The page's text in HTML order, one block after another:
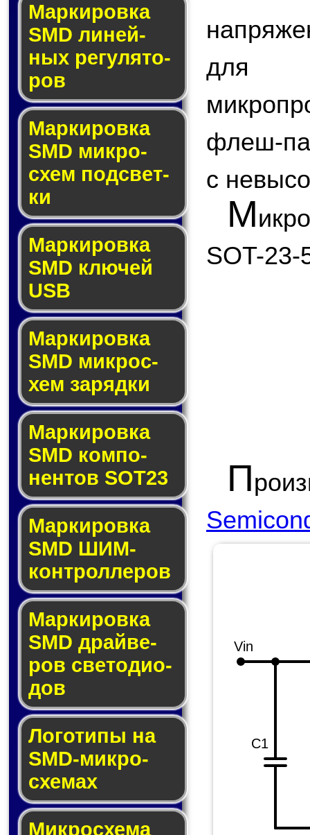
Маркировка
SMD ли­ней­
ных ре­гу­ля­то­
ров
Маркировка
SMD мик­ро­
схем под­свет­
ки
Маркировка
SMD клю­чей
USB
Маркировка
SMD мик­рос­
хем за­ряд­ки
Маркировка
SMD ком­по­
нен­тов SOT23
Маркировка
SMD ШИМ-
кон­трол­ле­ров
Маркировка
SMD драй­ве­
ров све­то­ди­о­
дов
Логотипы на
SMD-мик­ро­
схе­мах
Микросхема
для
флеш-
с
М
SOT-23-
П
Vin
C1